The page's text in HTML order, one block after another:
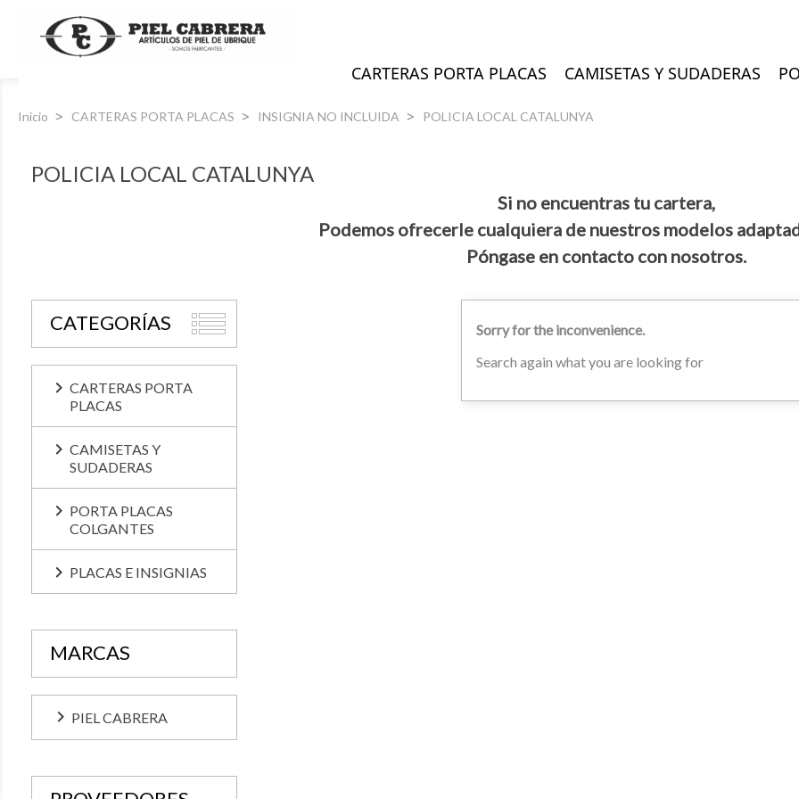
CARTERAS PORTA PLACAS CAMISETAS Y SUDADERAS
Inicio CARTERAS PORTA PLACAS INSIGNIA NO INCLUIDA POLICIA LOCAL CATALUNYA
POLICIA LOCAL CATALUNYA
Si no encuentras tu cartera,
Podemos ofrecerle cualquiera de nuestros modelos
Póngase en contacto con nosotros.
CATEGORÍAS
 CARTERAS PORTA
PLACAS
 CAMISETAS Y
SUDADERAS
 PORTA PLACAS
COLGANTES
 PLACAS E INSIGNIAS
MARCAS
keyboard_arrow_right PIEL CABRERA
Sorry for the inconvenience.
Search again what you are looking for